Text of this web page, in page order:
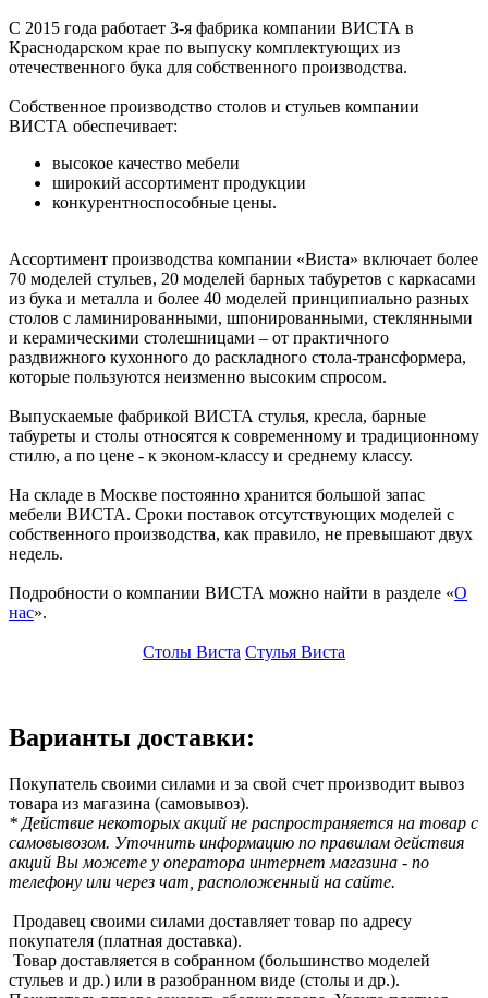
С 2015 года работает 3-я фабрика компании ВИСТА в
Краснодарском крае по выпуску комплектующих из
отечественного бука для собственного производства.
Собственное производство столов и стульев компании
ВИСТА обеспечивает:
высокое качество мебели
широкий ассортимент продукции
конкурентноспособные цены.
Ассортимент производства компании «Виста» включает более
70 моделей стульев, 20 моделей барных табуретов с каркасами
из бука и металла и более 40 моделей принципиально разных
столов с ламинированными, шпонированными, стеклянными
и керамическими столешницами – от практичного
раздвижного кухонного до раскладного стола-трансформера,
которые пользуются неизменно высоким спросом.
Выпускаемые фабрикой ВИСТА стулья, кресла, барные
табуреты и столы относятся к современному и традиционному
стилю, а по цене - к эконом-классу и среднему классу.
На складе в Москве постоянно хранится большой запас
мебели ВИСТА. Сроки поставок отсутствующих моделей с
собственного производства, как правило, не превышают двух
недель.
Подробности о компании ВИСТА можно найти в разделе «О
нас».
Столы Виста Стулья Виста
Варианты доставки:
Покупатель своими силами и за свой счет производит вывоз
товара из магазина (самовывоз).
* Действие некоторых акций не распространяется на товар с
самовывозом. Уточнить информацию по правилам действия
акций Вы можете у оператора интернет магазина - по
телефону или через чат, расположенный на сайте.
Продавец своими силами доставляет товар по адресу
покупателя (платная доставка).
Товар доставляется в собранном (большинство моделей
стульев и др.) или в разобранном виде (столы и др.).